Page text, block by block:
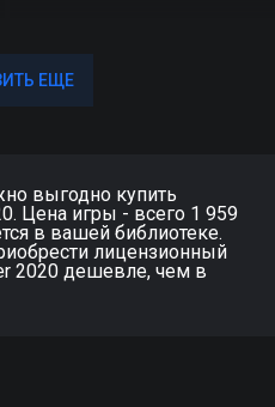
ЕЩЕ
ЕЩЕ
выгодно купить
Цена игры - всего 1 959
в вашей библиотеке.
лицензионный
2020 дешевле, чем в